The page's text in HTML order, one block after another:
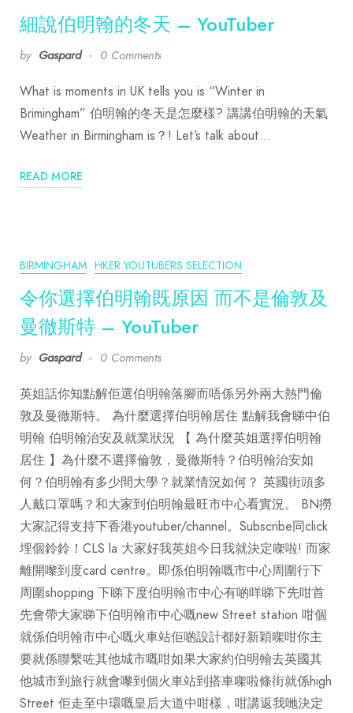
細說伯明翰的冬天 – YouTuber
by Gaspard 0 Comments
What is moments in UK tells you is “Winter in
Brimingham” 伯明翰的冬天是怎麼樣? 講講伯明翰的天氣
Weather in Birmingham is？! Let’s talk about…
READ MORE
BIRMINGHAM HKER YOUTUBERS SELECTION
令你選擇伯明翰既原因 而不是倫敦及
曼徹斯特 – YouTuber
by Gaspard 0 Comments
英姐話你知點解佢選伯明翰落腳而唔係另外兩大熱門倫
敦及曼徹斯特。 為什麼選擇伯明翰居住 點解我會睇中伯
明翰 伯明翰治安及就業狀況 【 為什麼英姐選擇伯明翰
居住 】為什麼不選擇倫敦，曼徹斯特？伯明翰治安如
何？伯明翰有多少間大學？就業情況如何？ 英國街頭多
人戴口罩嗎？和大家到伯明翰最旺市中心看實況。 BN撈
大家記得支持下香港youtuber/channel。Subscribe同click
埋個鈴鈴！CLS la 大家好我英姐今日我就決定㗎啦! 而家
離開嚟到度card centre。即係伯明翰嘅市中心周圍行下
周圍shopping 下睇下度伯明翰市中心有啲咩睇下先咁首
先會帶大家睇下伯明翰市中心嘅new Street station 咁個
就係伯明翰市中心嘅火車站佢啲設計都好新穎㗎咁你主
要就係聯繫咗其他城市嘅咁如果大家約伯明翰去英國其
他城市到旅行就會嚟到個火車站到搭車㗎啦條街就係high
Street 佢走至中環嘅皇后大道中咁樣，咁講返我哋決定